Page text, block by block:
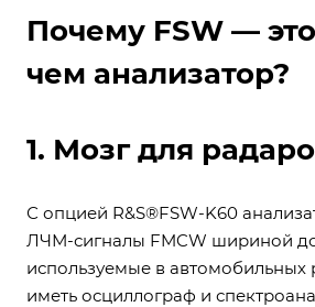
Почему FSW —
чем анализатор?
1. Мозг для
С опцией R&S®FSW-K60
ЛЧМ-сигналы FMCW шириной до
используемые в автомобильных
иметь осциллограф и